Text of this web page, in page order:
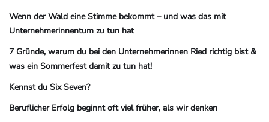
Wenn der Wald eine Stimme bekommt – und was das mit
Unternehmerinnentum zu tun hat
7 Gründe, warum du bei den Unternehmerinnen Ried richtig bist &
was ein Sommerfest damit zu tun hat!
Kennst du Six Seven?
Beruflicher Erfolg beginnt oft viel früher, als wir denken